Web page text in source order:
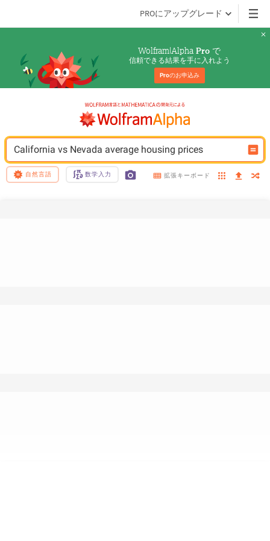
PROにアップグレード
Wolfram|Alpha Pro で
信頼できる結果を手に入れよう
Proのお申込み
California vs Nevada average housing prices
自然言語 数学入力 拡張キーボード